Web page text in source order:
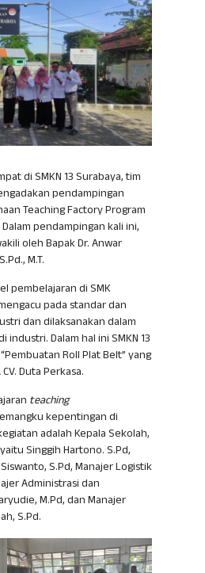
di SMKN 13 Surabaya, tim
pendampingan
Teaching Factory Program
pendampingan kali ini,
oleh Bapak Dr. Anwar
M.T.
pembelajaran di SMK
pada standar dan
dan dilaksanakan dalam
Dalam hal ini SMKN 13
Roll Plat Belt” yang
Duta Perkasa.
teaching
kepentingan di
adalah Kepala Sekolah,
Singgih Hartono. S.Pd,
S.Pd, Manajer Logistik
Administrasi dan
M.Pd, dan Manajer
S.Pd.